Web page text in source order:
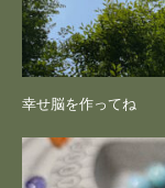
幸せ脳を作ってね